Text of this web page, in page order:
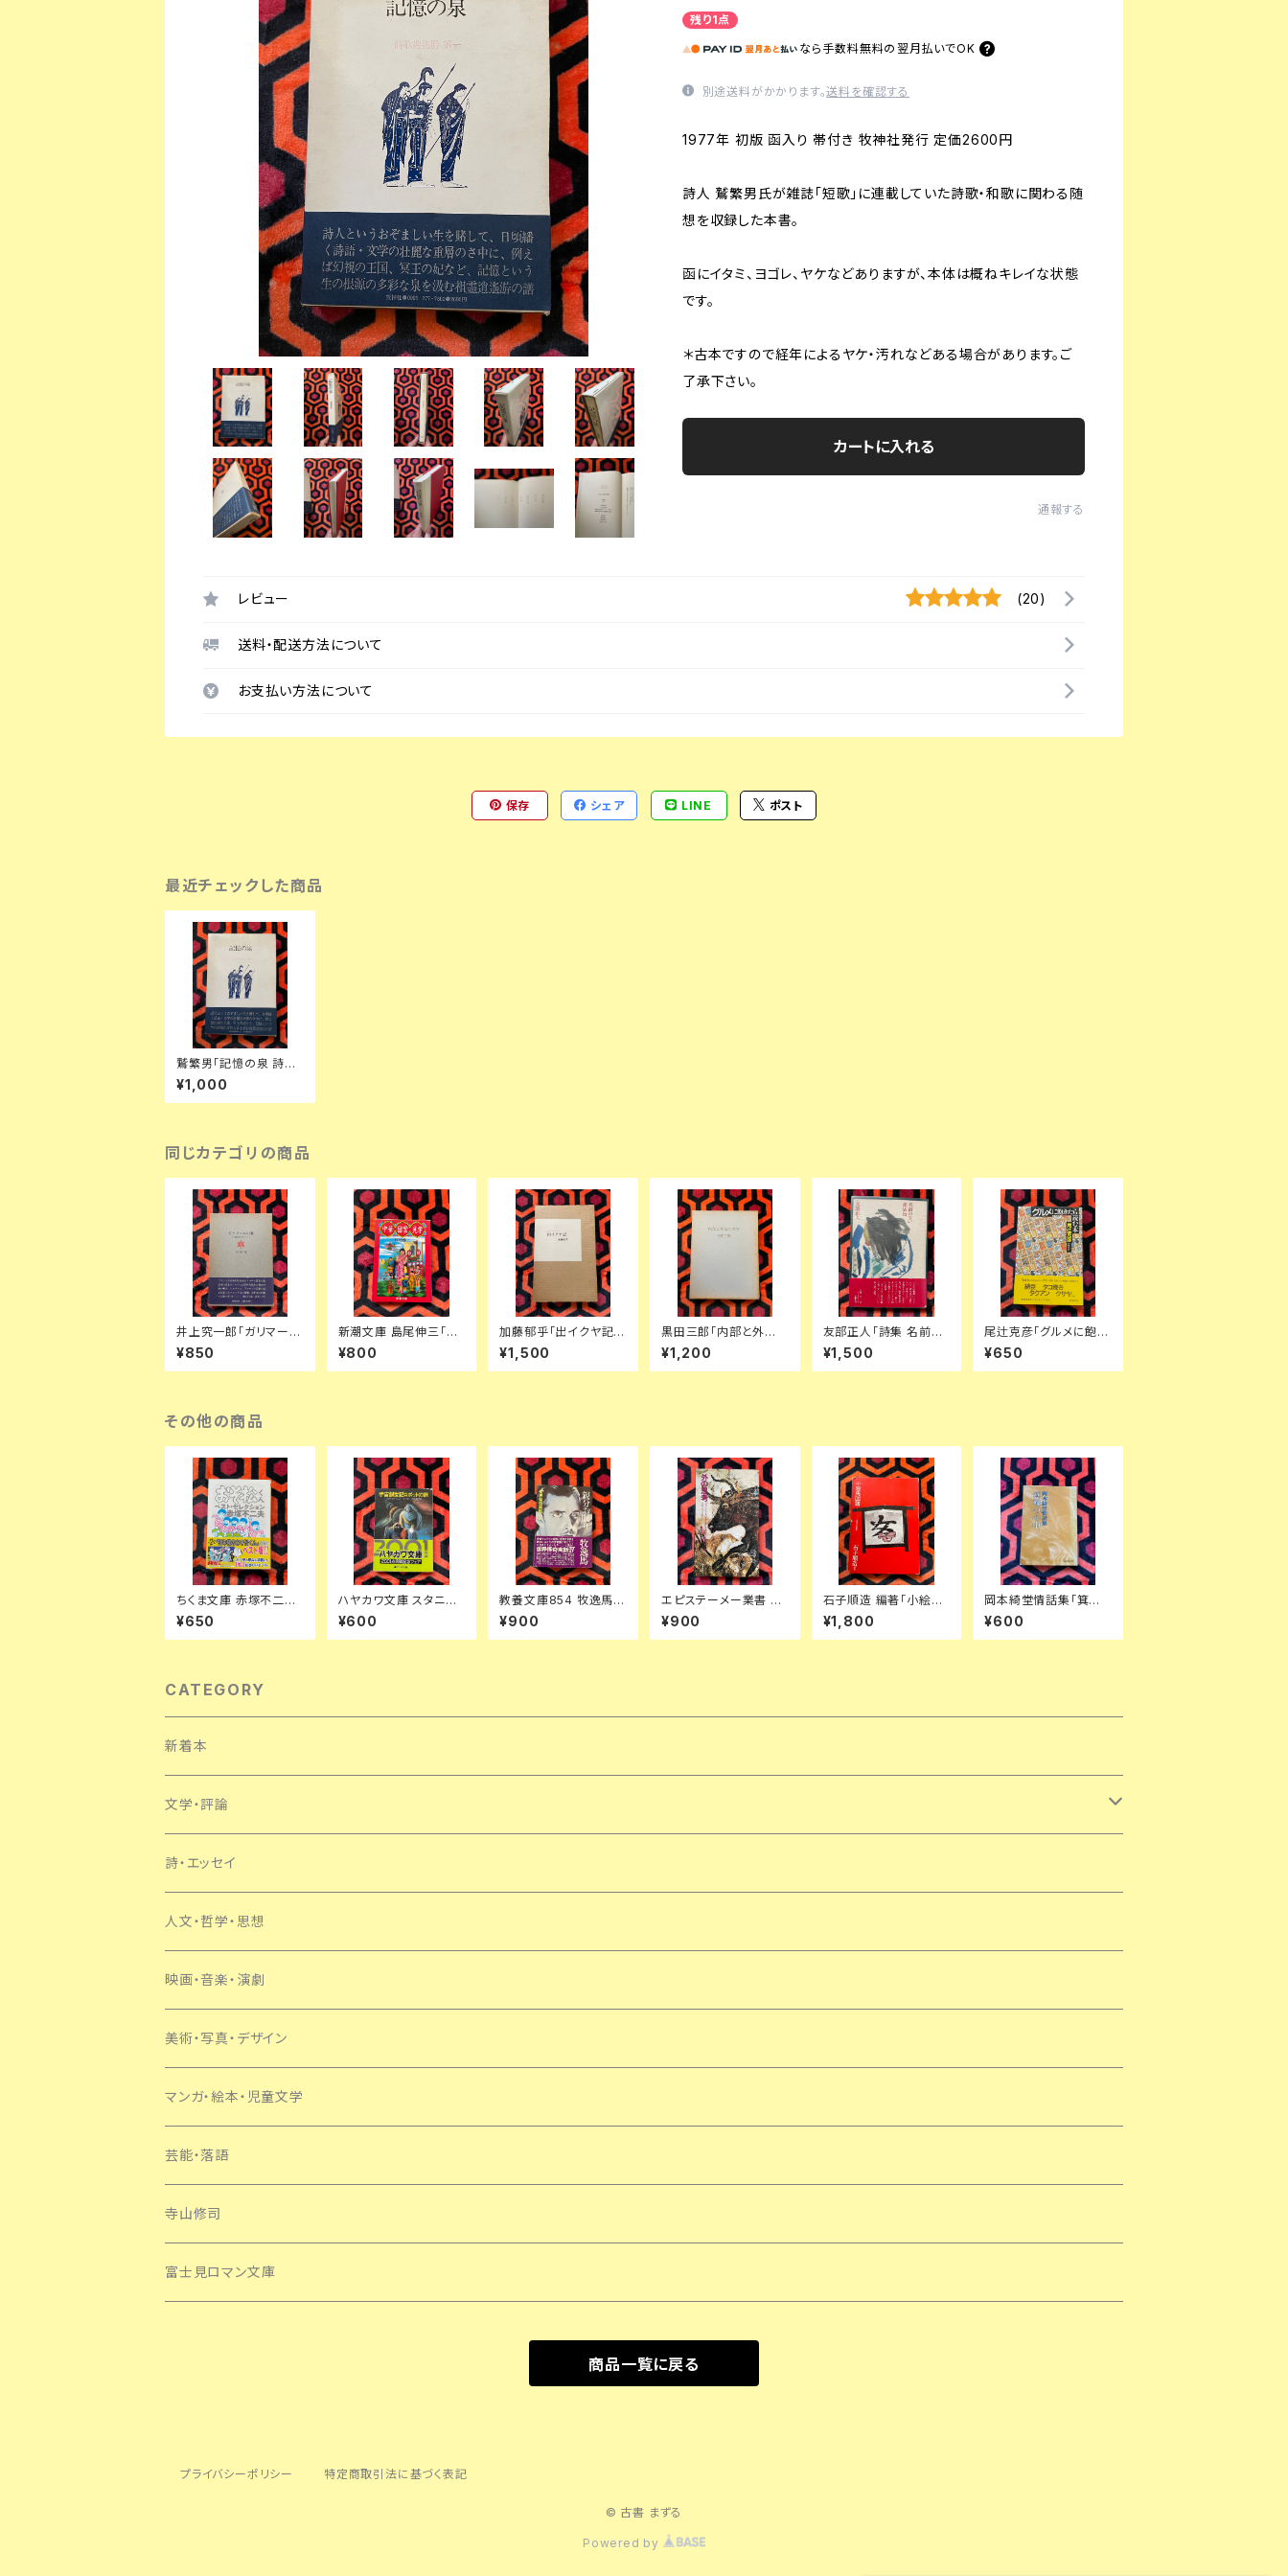
残り1点
なら 手数料無料の 翌月払いでOK
別途送料がかかります。送料を確認する
1977年 初版 函入り 帯付き 牧神社発行 定価2600円
詩人 鷲繁男氏が雑誌「短歌」に連載していた詩歌・和歌に関わる随
想を収録した本書。
函にイタミ、ヨゴレ、ヤケなどありますが、本体は概ねキレイな状態
です。
＊古本ですので経年によるヤケ・汚れなどある場合があります。ご
了承下さい。
カートに入れる
通報する
レビュー (20)
送料・配送方法について
お支払い方法について
保存 シェア LINE ポスト
最近チェックした商品
鷲繁男「記憶の泉 詩歌
逍遥遊 第一」 初版 函
入り 帯付き 牧神社
¥1,000
同じカテゴリの商品
井上究一郎「ガリマール
の家 ある物語風のクロ
ニクル」函入り 帯付き
装幀:栃折久美子 筑摩
¥850
新潮文庫 島尾伸三「中
華図案見学」初版 文庫
オリジナル 潮田登久子
しまおまほ
¥800
加藤郁乎「出イクヤ記 L
IBER EXICVIAE」初版
函入り 挿絵:齋藤和雄
天眼社 俳句集
¥1,500
黒田三郎「内部と外部
の世界」初版 函入り 昭
森社 評論集
¥1,200
友部正人「詩集 名前の
ない商店街」 初版 帯付
き 装幀:田辺輝男 思潮
社 URC
¥1,500
尾辻克彦「グルメに飽き
たら読む本」帯付き イラ
スト:赤瀬川原平 新潮社
B級グルメ
¥650
その他の商品
ちくま文庫 赤塚不二夫
「おそ松くんベスト・セレ
クション」初版 帯付き
筑摩書房 文庫オリジナ
¥650
ハヤカワ文庫 スタニス
ワフ・レム「宇宙創世記
ロボットの旅」吉上昭
三・村手義治 訳 帯付き
¥600
教養文庫854 牧逸馬
「親分お眠り 世界怪奇
実話ーⅣ」 初版 帯付き
解説:中薗英助 カバー:
¥900
エピステーメー業書 ミ
シェル・フーコー「外の
思考 ブランショ・バタイ
ユ・クロソウスキー」初
¥900
石子順造 編著「小絵馬
図譜 封じこめられた民
衆の祈り」函入り 装幀:
浅井努 芳賀書店 キッチ
¥1,800
岡本綺堂情話集「箕輪
の心中」解説:岡本経一
旺文社文庫
¥600
CATEGORY
新着本
文学・評論
日本
外国
SF・ミステリー
詩・エッセイ
人文・哲学・思想
映画・音楽・演劇
美術・写真・デザイン
マンガ・絵本・児童文学
芸能・落語
寺山修司
富士見ロマン文庫
商品一覧に戻る
プライバシーポリシー 特定商取引法に基づく表記
© 古書 まずる
Powered by